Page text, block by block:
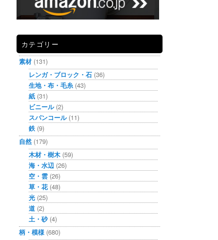
カテゴリー
素材 (131)
レンガ・ブロック・石 (36)
生地・布・毛糸(43)
紙 (31)
ビニール(2)
スパンコール(11)
鉄 (9)
自然 (179)
木材・樹木 (59)
海・水辺 (26)
空・雲 (26)
草・花(48)
光 (25)
道 (2)
土・砂(4)
柄・模様 (680)